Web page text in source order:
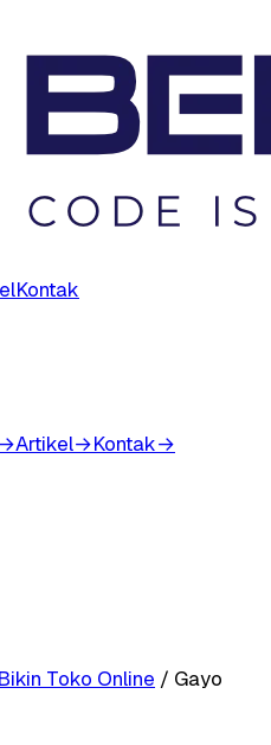
Kontak
→Artikel→Kontak→
Toko Online / Gayo